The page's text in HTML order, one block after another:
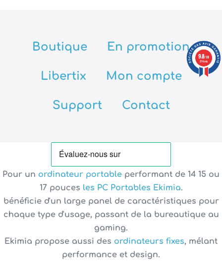
Boutique En promotion
Libertix Mon compte
Support Contact
Pour un ordinateur portable performant de 14 15 ou
17 pouces les PC Portables Ekimia.
bénéficie d'un large panel de caractéristiques pour
chaque type d'usage, passant de la bureautique au
gaming.
Ekimia propose aussi des ordinateurs fixes, mélant
performance et design.
9.8/10
374 avis